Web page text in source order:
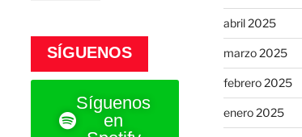
SÍGUENOS
Síguenos
en
abril 2025
marzo 2025
febrero 2025
enero 2025